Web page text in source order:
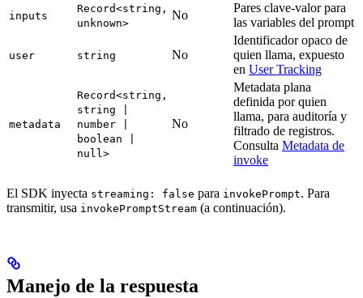
inputs
Record<string,
unknown>
No
Pares clave-valor para
las variables del prompt
user string No
Identificador opaco de
quien llama, expuesto
en User Tracking
metadata
Record<string,
string |
number |
boolean |
null>
No
Metadata plana
definida por quien
llama, para auditoría y
filtrado de registros.
Consulta Metadata de
invoke
El SDK inyecta streaming: false para invokePrompt. Para
transmitir, usa invokePromptStream (a continuación).
Manejo de la respuesta